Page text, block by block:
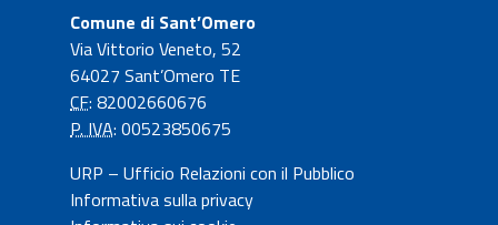
Comune di Sant’Omero
Via Vittorio Veneto, 52
64027 Sant’Omero TE
CF: 82002660676
P. IVA: 00523850675
URP – Ufficio Relazioni con il Pubblico
Informativa sulla privacy